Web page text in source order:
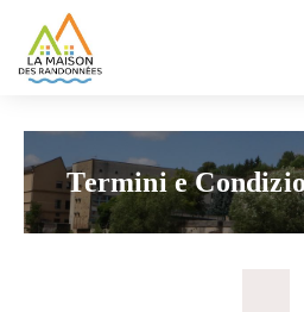
Termini e